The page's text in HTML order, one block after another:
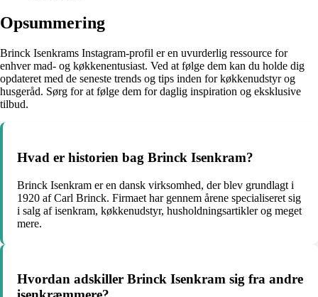
Opsummering
Brinck Isenkrams Instagram-profil er en uvurderlig ressource for
enhver mad- og køkkenentusiast. Ved at følge dem kan du holde dig
opdateret med de seneste trends og tips inden for køkkenudstyr og
husgeråd. Sørg for at følge dem for daglig inspiration og eksklusive
tilbud.
Hvad er historien bag Brinck Isenkram?
Brinck Isenkram er en dansk virksomhed, der blev grundlagt i
1920 af Carl Brinck. Firmaet har gennem årene specialiseret sig
i salg af isenkram, køkkenudstyr, husholdningsartikler og meget
mere.
Hvordan adskiller Brinck Isenkram sig fra andre